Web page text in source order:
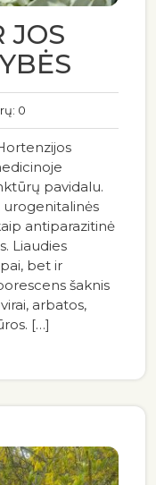
JOS
0
pavidalu.
antiparazitinė
Liaudies
bet ir
šaknis
arbatos,
[…]